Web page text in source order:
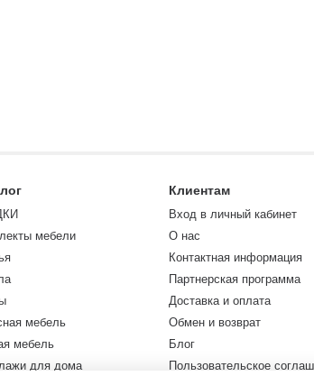
мебели
мебель
мебель
для дома
Клиентам
Вход в личный кабинет
О нас
Контактная информация
Партнерская программа
Доставка и оплата
Обмен и возврат
Блог
Пользовательское